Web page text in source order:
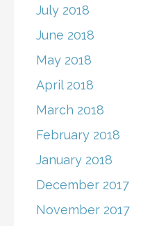
July 2018
June 2018
May 2018
April 2018
March 2018
February 2018
January 2018
December 2017
November 2017